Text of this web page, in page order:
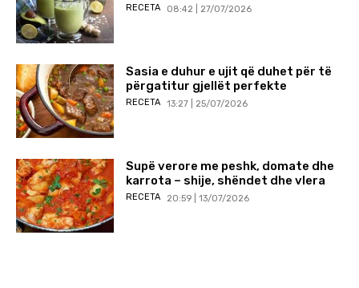
RECETA 08:42 | 27/07/2026
Sasia e duhur e ujit që duhet për të
përgatitur gjellët perfekte
RECETA 13:27 | 25/07/2026
Supë verore me peshk, domate dhe
karrota – shije, shëndet dhe vlera
RECETA 20:59 | 13/07/2026